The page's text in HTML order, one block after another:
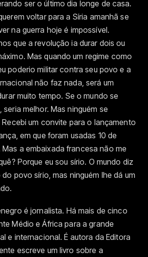
ser o último dia longe de casa.
voltar para a Síria amanhã se
na guerra hoje é impossível.
que a revolução ia durar dois ou
Mas quando um regime como
poderio militar contra seu povo e a
não faz nada, será um
muito tempo. Se o mundo se
seria melhor. Mas ninguém se
um convite para o lançamento
em que foram usadas 10 de
Mas a embaixada francesa não me
Porque eu sou sírio. O mundo diz
povo sírio, mas ninguém lhe dá um
é jornalista. Há mais de cinco
Médio e África para a grande
e internacional. É autora da Editora
escreve um livro sobre a